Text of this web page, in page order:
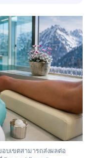
บเขตสามารถส่งผลต่อ